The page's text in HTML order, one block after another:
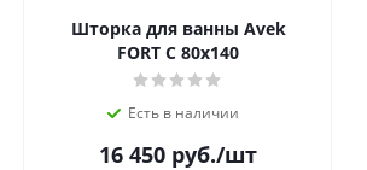
Шторка для ванны Avek
FORT C 80х140
Есть в наличии
16 450 руб./шт